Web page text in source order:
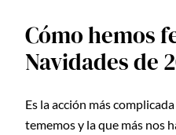
Cómo hemos
Navidades de
Es la acción más
tememos y la que más nos